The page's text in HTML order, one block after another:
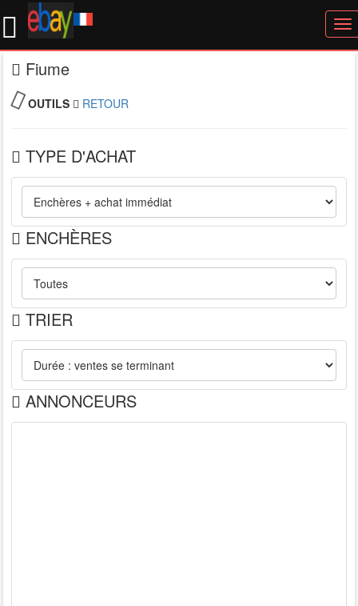
Fiume
OUTILS RETOUR
TYPE D'ACHAT
ENCHÈRES
TRIER
ANNONCEURS